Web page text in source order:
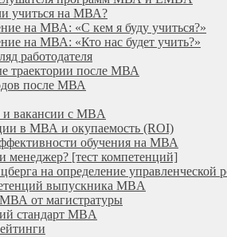
учиться на МВА?
на МВА: «С кем я буду учиться?»
на МВА: «Кто нас будет учить?»
работодателя
траектории после МВА
после МВА
и вакансии с MBA
в МВА и окупаемость (ROI)
обучения на МВА
менеджер? [тест компетенций]
на определение управленческой
выпускника MBA
от магистратуры
стандарт MBA